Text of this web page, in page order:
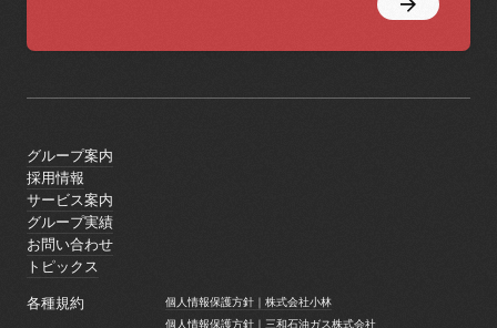
グループ案内
グループ案内
採用情報
採用情報
サービス案内
サービス案内
グループ実績
グループ実績
お問い合わせ
お問い合わせ
トピックス
各種規約
個人情報保護方針｜株式会社小林
個人情報保護方針｜株式会社小林
個人情報保護方針｜三和石油ガス株式会社